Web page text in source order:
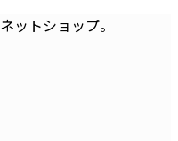
ットショップ。